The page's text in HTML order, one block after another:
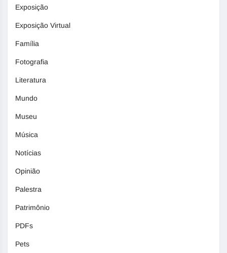
Exposição
Exposição Virtual
Família
Fotografia
Literatura
Mundo
Museu
Música
Notícias
Opinião
Palestra
Patrimônio
PDFs
Pets